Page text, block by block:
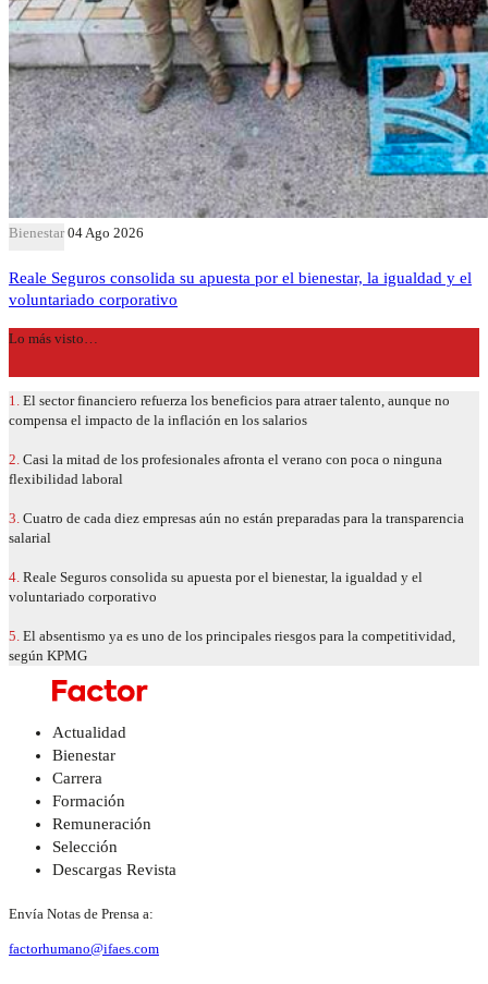
Bienestar 04 Ago 2026
Reale Seguros consolida su apuesta por el bienestar, la igualdad y el
voluntariado corporativo
Lo más visto…
1. El sector financiero refuerza los beneficios para atraer talento, aunque no
compensa el impacto de la inflación en los salarios
2. Casi la mitad de los profesionales afronta el verano con poca o ninguna
flexibilidad laboral
3. Cuatro de cada diez empresas aún no están preparadas para la transparencia
salarial
4. Reale Seguros consolida su apuesta por el bienestar, la igualdad y el
voluntariado corporativo
5. El absentismo ya es uno de los principales riesgos para la competitividad,
según KPMG
Actualidad
Bienestar
Carrera
Formación
Remuneración
Selección
Descargas Revista
Envía Notas de Prensa a:
factorhumano@ifaes.com